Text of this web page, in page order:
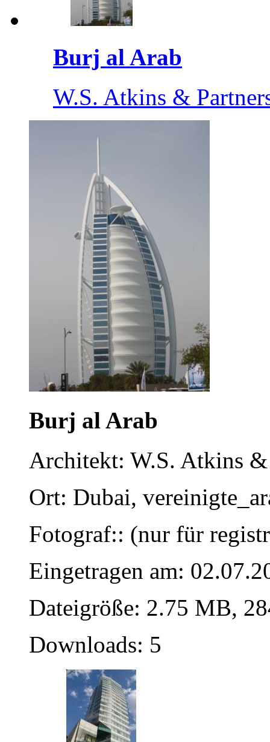
Burj al Arab
W.S. Atkins &
Burj al Arab
Architekt: W.S. Atkins &
Ort: Dubai,
Fotograf:: (nur für
Eingetragen am:
Dateigröße: 2.75 MB,
Downloads: 5